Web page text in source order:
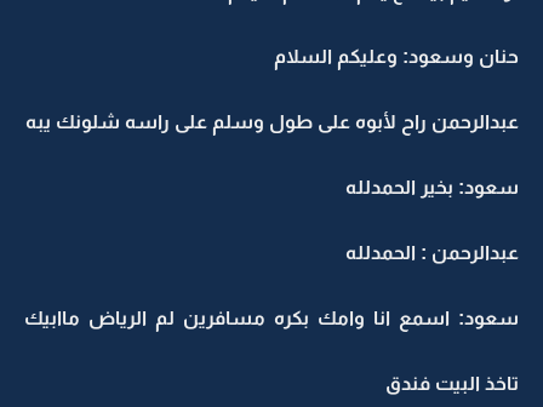
حنان وسعود: وعليكم السلام
عبدالرحمن راح لأبوه على طول وسلم على راسه شلونك يبه
سعود: بخير الحمدلله
عبدالرحمن : الحمدلله
سعود: اسمع انا وامك بكره مسافرين لم الرياض ماابيك
تاخذ البيت فندق